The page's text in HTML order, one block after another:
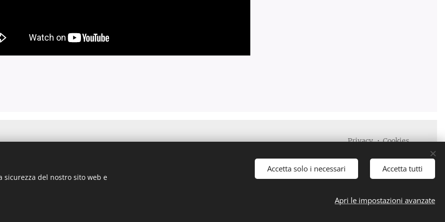
n. 03135881203 in data 05/07/2011- Cap.Soc. € 30.000,00 I.V.
Privacy
Cookies
del nostro sito web e
Accetta solo i necessari Accetta tutti
Apri le impostazioni avanzate